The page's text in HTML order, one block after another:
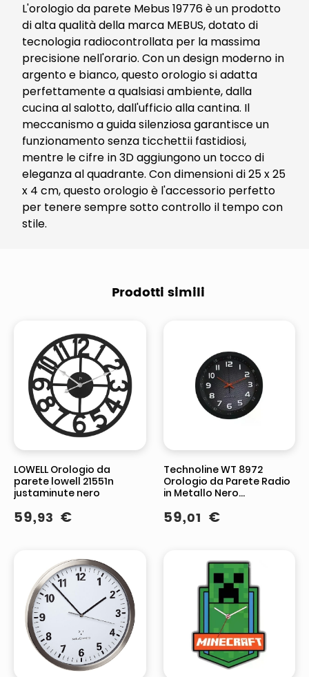
L'orologio da parete Mebus 19776 è un prodotto
di alta qualità della marca MEBUS, dotato di
tecnologia radiocontrollata per la massima
precisione nell'orario. Con un design moderno in
argento e bianco, questo orologio si adatta
perfettamente a qualsiasi ambiente, dalla
cucina al salotto, dall'ufficio alla cantina. Il
meccanismo a guida silenziosa garantisce un
funzionamento senza ticchettii fastidiosi,
mentre le cifre in 3D aggiungono un tocco di
eleganza al quadrante. Con dimensioni di 25 x 25
x 4 cm, questo orologio è l'accessorio perfetto
per tenere sempre sotto controllo il tempo con
stile.
Prodotti simili
LOWELL Orologio da
parete lowell 21551n
justaminute nero
59,93 €
Technoline WT 8972
Orologio da Parete Radio
in Metallo Nero
59,01 €